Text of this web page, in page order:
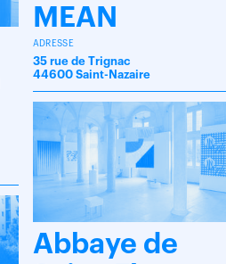
MEAN
ADRESSE
35 rue de Trignac
44600 Saint-Nazaire
Abbaye de